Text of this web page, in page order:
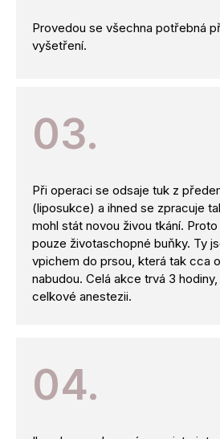
Provedou se všechna potřebná
vyšetření.
03.
Při operaci se odsaje tuk z
(liposukce) a ihned se zpracuje
mohl stát novou živou tkání.
pouze životaschopné buňky. Ty
vpichem do prsou, která tak cca
nabudou. Celá akce trvá 3
celkové anestezii.
04.